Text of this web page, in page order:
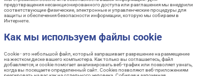
предотвращения несанкционированного доступа или разглашения мы внедрили
соответствующие физические, электронные и управленческие процедуры для
защиты и обеспечения безопасности информации, которую мы собираем в
Интернете.
Как мы используем файлы cookie
Cookie - это небольшой файл, который запрашивает разрешение на размещение
на жестком диске вашего компьютера. Как только вы соглашаетесь, файл
добавляется, и cookie помогает анализировать веб-трафик или позволяет узнать,
когда вы посещаете определенный сайт. Cookies позволяют веб-приложениям